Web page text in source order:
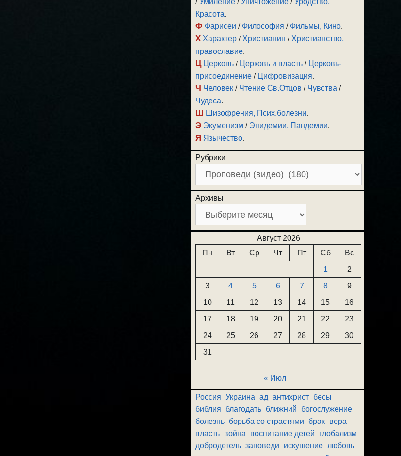
/Умиление /Уничтожение /Уродство,
Красота.
Ф Фарисеи / Философия / Фильмы, Кино.
Х Характер / Христианин / Христианство,
православие.
Ц Церковь / Церковь и власть / Церковь-
присоединение / Цифровизация.
Ч Человек / Чтение Св.Отцов / Чувства /
Чудеса.
Ш Шизофрения, Псих.болезни.
Э Экуменизм / Эпидемии, Пандемии.
Я Язычество.
Рубрики
Архивы
Август 2026
Пн
Вт Ср Чт Пт Сб
Вс
1
2
3
4 5 6 7 8
9
10
11 12 13 14 15
16
17
18 19 20 21 22
23
24
25 26 27 28 29
30
31
« Июл
Россия Украина ад антихрист бесы
библия
благодать ближний
богослужение
болезнь борьба со страстями брак вера
власть война воспитание детей
глобализм
добродетель заповеди искушение любовь